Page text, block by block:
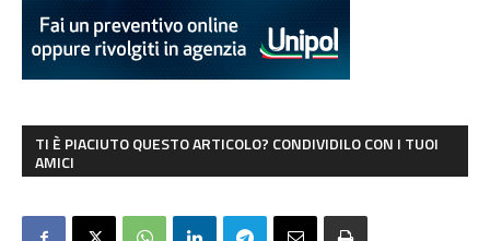
TI È PIACIUTO QUESTO ARTICOLO? CONDIVIDILO CON I TUOI
AMICI